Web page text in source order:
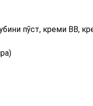
пӯст, креми BB,